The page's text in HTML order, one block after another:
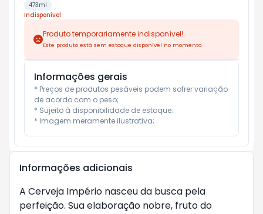
473ml
Indisponível
Produto temporariamente indisponível!
Este produto está sem estoque disponível no momento.
Informações gerais
* Preços de produtos pesáveis podem sofrer variação
de acordo com o peso;
* Sujeito à disponibilidade de estoque;
* Imagem meramente ilustrativa;
Informações adicionais
A Cerveja Império nasceu da busca pela
perfeição. Sua elaboração nobre, fruto do